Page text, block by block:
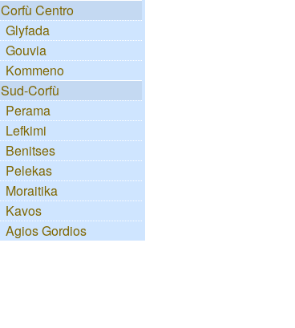
Corfù Centro
Glyfada
Gouvia
Kommeno
Sud-Corfù
Perama
Lefkimi
Benitses
Pelekas
Moraitika
Kavos
Agios Gordios